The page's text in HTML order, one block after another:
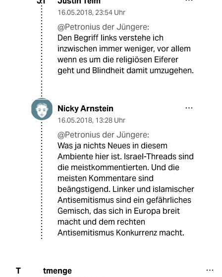
16.05.2018, 23:54 Uhr
@Petronius der Jüngere:
Den Begriff links verstehe ich
inzwischen immer weniger, vor allem
wenn es um die religiösen Eiferer
geht und Blindheit damit umzugehen.
Nicky Arnstein
16.05.2018, 13:28 Uhr
@Petronius der Jüngere:
Was ja nichts Neues in diesem
Ambiente hier ist. Israel-Threads sind
die meistkommentierten. Und die
meisten Kommentare sind
beängstigend. Linker und islamischer
Antisemitismus sind ein gefährliches
Gemisch, das sich in Europa breit
macht und dem rechten
Antisemitismus Konkurrenz macht.
T tmenge